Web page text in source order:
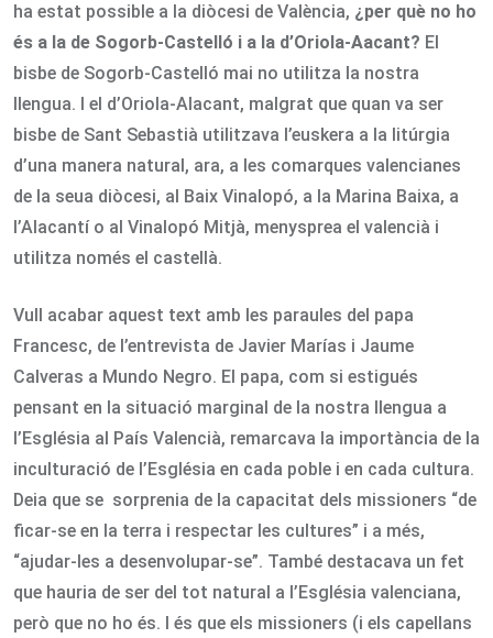
ha estat possible a la diòcesi de València, ¿per què no ho
és a la de Sogorb-Castelló i a la d’Oriola-Aacant? El
bisbe de Sogorb-Castelló mai no utilitza la nostra
llengua. I el d’Oriola-Alacant, malgrat que quan va ser
bisbe de Sant Sebastià utilitzava l’euskera a la litúrgia
d’una manera natural, ara, a les comarques valencianes
de la seua diòcesi, al Baix Vinalopó, a la Marina Baixa, a
l’Alacantí o al Vinalopó Mitjà, menysprea el valencià i
utilitza només el castellà.
Vull acabar aquest text amb les paraules del papa
Francesc, de l’entrevista de Javier Marías i Jaume
Calveras a Mundo Negro. El papa, com si estigués
pensant en la situació marginal de la nostra llengua a
l’Església al País Valencià, remarcava la importància de la
inculturació de l’Església en cada poble i en cada cultura.
Deia que se sorprenia de la capacitat dels missioners “de
ficar-se en la terra i respectar les cultures” i a més,
“ajudar-les a desenvolupar-se”. També destacava un fet
que hauria de ser del tot natural a l’Església valenciana,
però que no ho és. I és que els missioners (i els capellans